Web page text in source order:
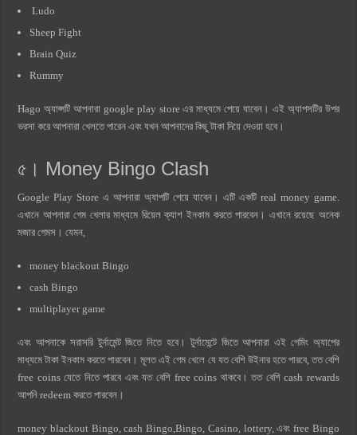
Ludo
Sheep Fight
Brain Quiz
Rummy
Hago অ্যাপ্সটি আপনারা google play store এর মাধ্যমে পেয়ে যাবেন। এই অ্যাপসটির উপর
ভরসা করে আপনারা খেলতে পারেন এবং যখন আপনাদের কিছু টাকা দিয়ে দেওয়া হবে।
৫। Money Bingo Clash
Google Play Store এ আপনারা অ্যাপটি পেয়ে যাবেন। এটি একটি real money game.
এখানে আপনারা গেম খেলার মাধ্যমে রিয়েল ক্যাশ ইনকাম করতে পারবেন। এখানে রয়েছে অনেক
মজার গেমস। যেমন,
money blackout Bingo
cash Bingo
multiplayer game
এবং আপনাকে সরাসরি টুর্নামেন্ট জিতে নিতে হবে। টুর্নামেন্টে জিতে আপনারা এই গেমিং অ্যাপের
মাধ্যমে টাকা ইনকাম করতে পারবেন। মূলত এই গেম খেলে যে যত বেশি উইনার হতে পারবে, তত বেশি
free coins যেতে নিতে পারবে এবং যত বেশি free coins থাকবে। তত বেশি cash rewards
আপনি redeem করতে পারবেন।
money blackout Bingo, cash Bingo,Bingo, Casino, lottery, এবং free Bingo